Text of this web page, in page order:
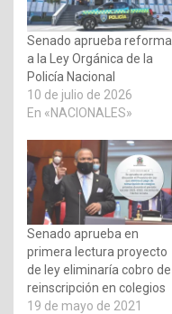
Senado aprueba reforma
a la Ley Orgánica de la
Policía Nacional
10 de julio de 2026
En «NACIONALES»
Senado aprueba en
primera lectura proyecto
de ley eliminaría cobro de
reinscripción en colegios
19 de mayo de 2021